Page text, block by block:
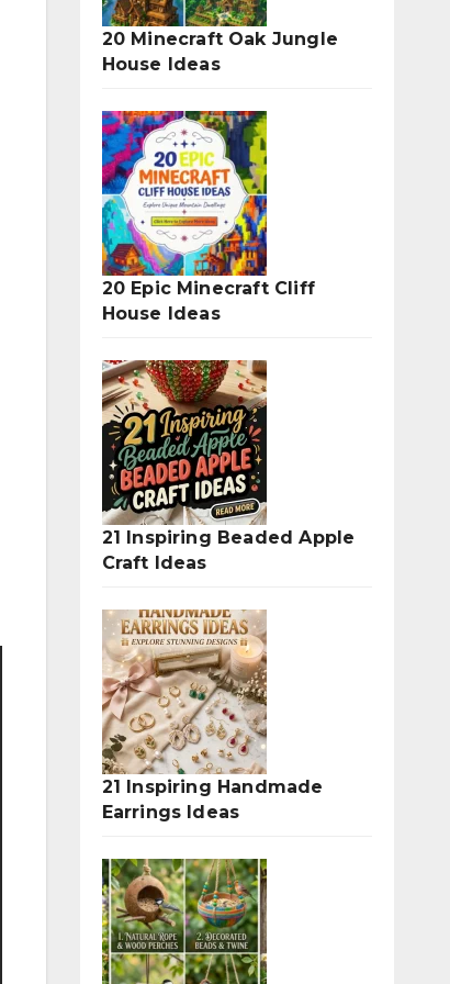
20 Minecraft Oak Jungle
House Ideas
20 Epic Minecraft Cliff
House Ideas
21 Inspiring Beaded Apple
Craft Ideas
21 Inspiring Handmade
Earrings Ideas